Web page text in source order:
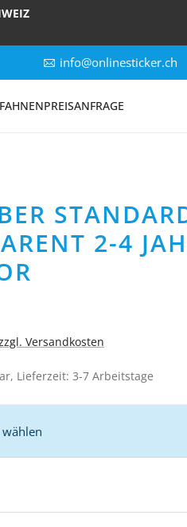
info@onlinesticker.ch
PREISANFRAGE
2-4
Versandkosten
Lieferzeit: 3-7 Arbeitstage